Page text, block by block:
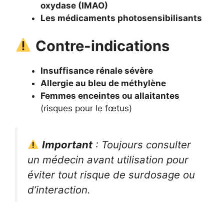
oxydase (IMAO)
Les médicaments photosensibilisants
Contre-indications
Insuffisance rénale sévère
Allergie au bleu de méthylène
Femmes enceintes ou allaitantes
(risques pour le fœtus)
Important : Toujours consulter
un médecin avant utilisation pour
éviter tout risque de surdosage ou
d’interaction.